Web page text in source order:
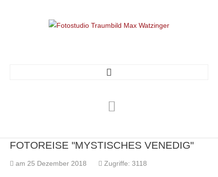
FOTOREISE "MYSTISCHES VENEDIG"
am 25 Dezember 2018 Zugriffe: 3118